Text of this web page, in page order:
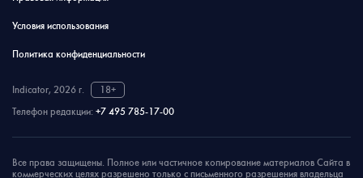
Условия использования
Политика конфиденциальности
Indicator, 2026 г.
18+
Телефон редакции: +7 495 785-17-00
Все права защищены. Полное или частичное копирование материалов Сайта в
коммерческих целях разрешено только с письменного разрешения владельца